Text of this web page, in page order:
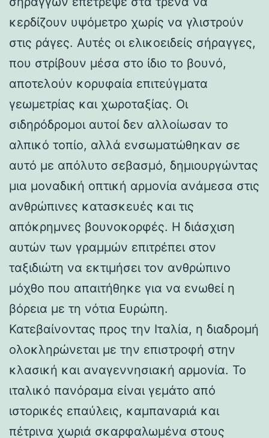
κερδίζουν υψόμετρο χωρίς να γλιστρούν
στις ράγες. Αυτές οι ελικοειδείς σήραγγες,
που στρίβουν μέσα στο ίδιο το βουνό,
αποτελούν κορυφαία επιτεύγματα
γεωμετρίας και χωροταξίας. Οι
σιδηρόδρομοι αυτοί δεν αλλοίωσαν το
αλπικό τοπίο, αλλά ενσωματώθηκαν σε
αυτό με απόλυτο σεβασμό, δημιουργώντας
μια μοναδική οπτική αρμονία ανάμεσα στις
ανθρώπινες κατασκευές και τις
απόκρημνες βουνοκορφές. Η διάσχιση
αυτών των γραμμών επιτρέπει στον
ταξιδιώτη να εκτιμήσει τον ανθρώπινο
μόχθο που απαιτήθηκε για να ενωθεί η
βόρεια με τη νότια Ευρώπη.
Κατεβαίνοντας προς την Ιταλία, η διαδρομή
ολοκληρώνεται με την επιστροφή στην
κλασική και αναγεννησιακή αρμονία. Το
ιταλικό πανόραμα είναι γεμάτο από
ιστορικές επαύλεις, καμπαναριά και
πέτρινα χωριά σκαρφαλωμένα στους